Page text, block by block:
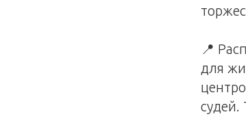
📍
для
судей.